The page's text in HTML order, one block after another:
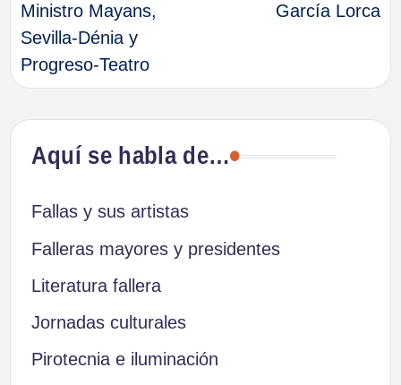
entradas
Ministro Mayans,
Sevilla-Dénia y
Progreso-Teatro
García Lorca
Aquí se habla de…
Fallas y sus artistas
Falleras mayores y presidentes
Literatura fallera
Jornadas culturales
Pirotecnia e iluminación